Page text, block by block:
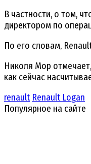
В частности, о том,
директором по
По его словам,
Николя Мор
как сейчас
renault Renault Logan
Популярное на сайте